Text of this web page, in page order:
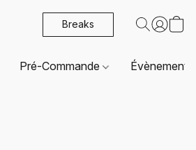
Breaks
Pré-Commande Évènements